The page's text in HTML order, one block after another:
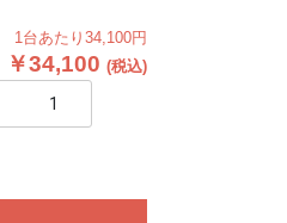
1台あたり34,100円
￥34,100